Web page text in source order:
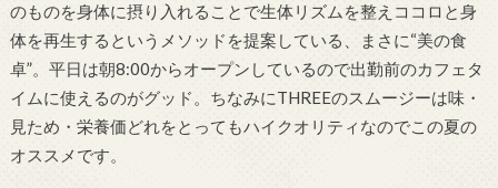
のものを身体に摂り入れることで生体リズムを整えココロと身
体を再生するというメソッドを提案している、まさに“美の食
卓”。平日は朝8:00からオープンしているので出勤前のカフェタ
イムに使えるのがグッド。ちなみにTHREEのスムージーは味・
見ため・栄養価どれをとってもハイクオリティなのでこの夏の
オススメです。